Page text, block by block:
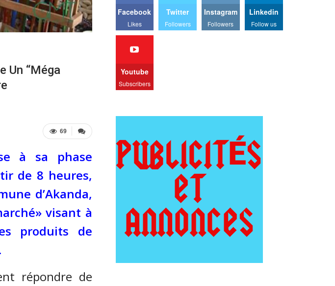
Un “méga
69
à sa phase
de 8 heures,
d’Akanda,
visant à
produits de
répondre de
Facebook
Likes
Twitter
Followers
Instagram
Followers
Linkedin
Follow us
Youtube
Subscribers